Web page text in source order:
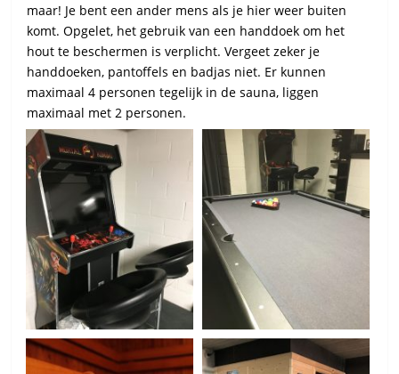
maar! Je bent een ander mens als je hier weer buiten
komt.Opgelet, het gebruik van een handdoek om het
hout te beschermen is verplicht.Vergeet zeker je
handdoeken, pantoffels en badjas niet. Er kunnen
maximaal 4 personen tegelijk in de sauna, liggen
maximaal met 2 personen.